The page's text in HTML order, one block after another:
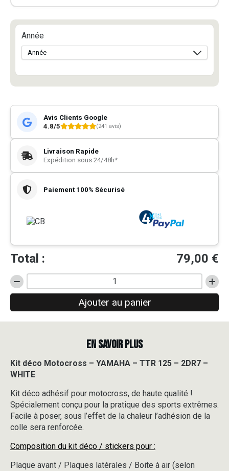
Année
Avis Clients Google
4.8/5
(241 avis)
Livraison Rapide
Expédition sous 24/48h*
Paiement 100% Sécurisé
Total : 79,00 €
quantité
de
Motocross
TTR
125
2DR7
-
WHITE
Ajouter au panier
EN SAVOIR PLUS
Kit déco Motocross – YAMAHA – TTR 125 – 2DR7 –
WHITE
Kit déco adhésif pour motocross, de haute qualité !
Spécialement conçu pour la pratique des sports extrêmes.
Facile à poser, sous l’effet de la chaleur l’adhésion de la
colle sera renforcée.
Composition du kit déco / stickers pour :
Plaque avant / Plaques latérales / Boite à air (selon